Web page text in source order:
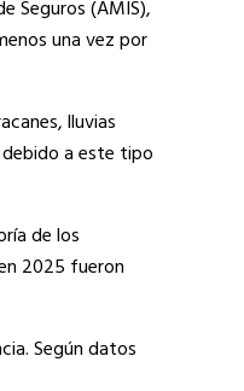
Seguros (AMIS),
una vez por
lluvias
a este tipo
de los
2025 fueron
Según datos